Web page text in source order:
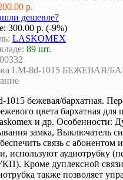
р.
дешевле?
300.00 р. (-9%)
LASKOMEX
89 шт.
LM-8d-1015 БЕЖЕВАЯ/
бежевая/бархатная.
цвета бархатная для
и др. Особенности:
замка, Выключатель
связь с абонентом
используют аудиотрубку
Кроме дуплексной
также позволяет